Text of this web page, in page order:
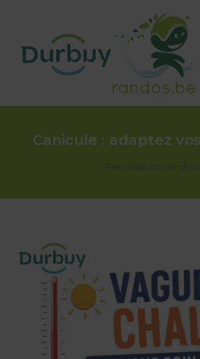
Canicule : adaptez